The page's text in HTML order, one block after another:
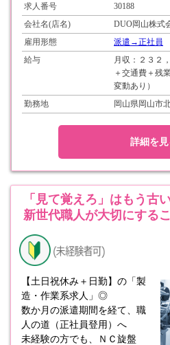
求人番号
30188
会社名(店名)
DUO岡山株式
雇用形態
派遣→正社員
給与
月収：２３２
＋交通費＋残
変動あり）
勤務地
岡山県岡山市
詳細を見
「見て覚えろ」はもう古
新世代職人が大切にする
【土日祝休み＋日勤】の「製
造・作業系求人」◎
数か月の派遣期間を経て、職
人の道（正社員登用）へ
未経験の方でも、ＮＣ旋盤